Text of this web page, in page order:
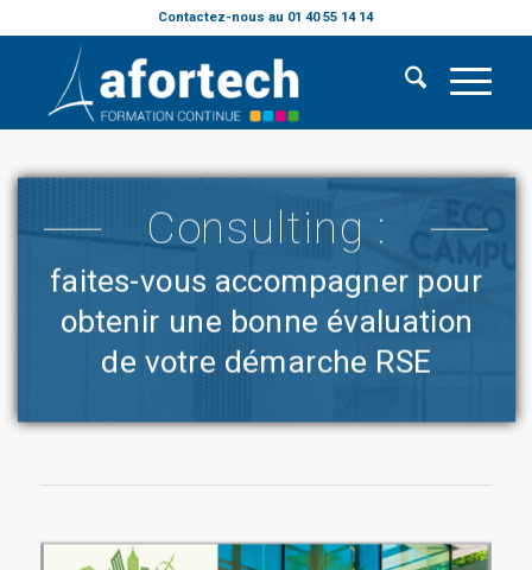
Contactez-nous au 01 40 55 14 14
Consulting :
faites-vous accompagner pour
obtenir une bonne évaluation
de votre démarche RSE